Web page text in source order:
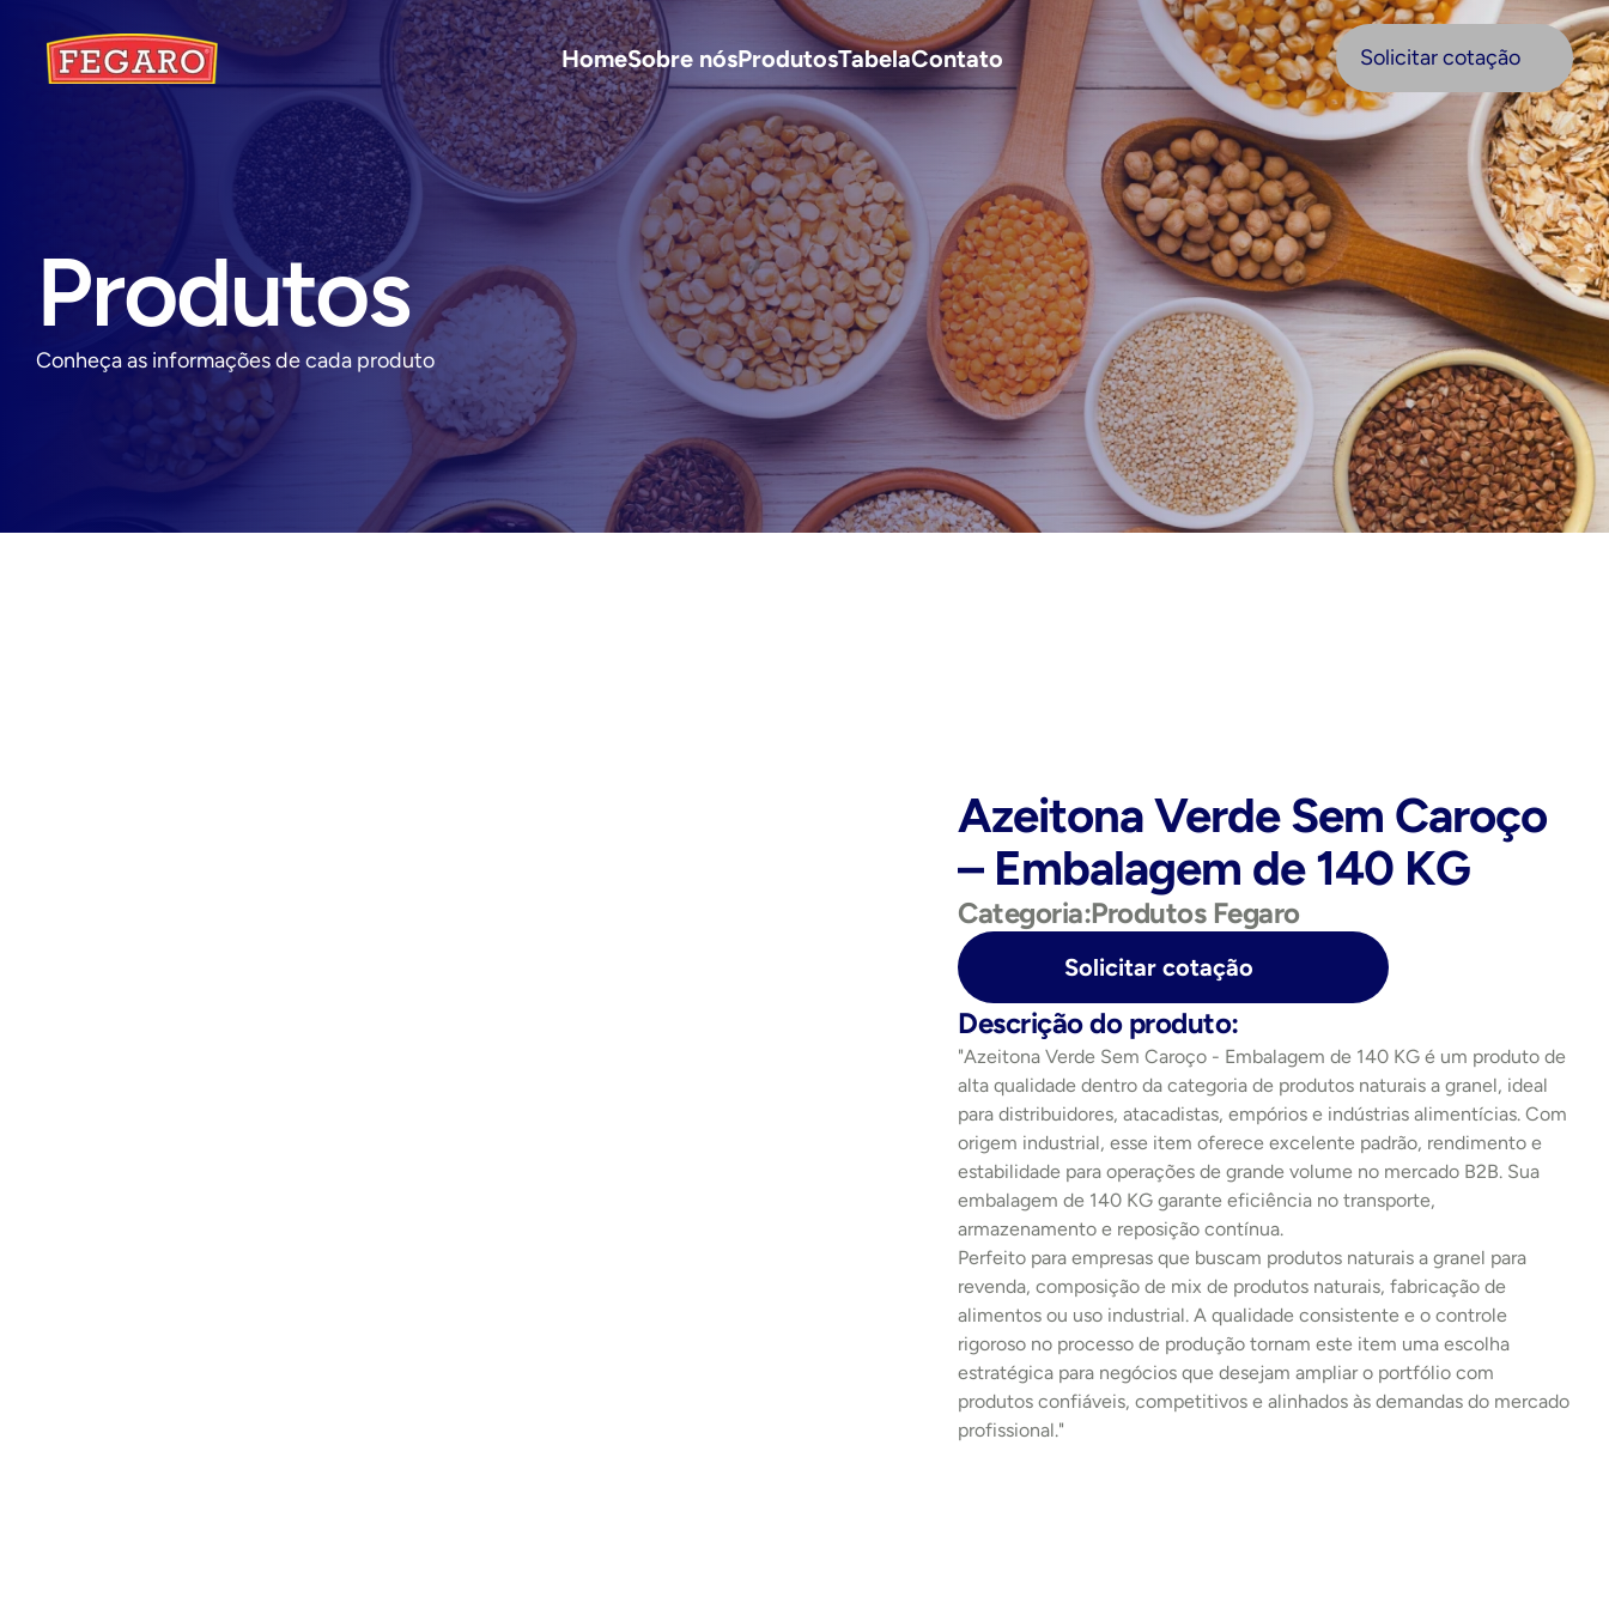
HomeSobre nósProdutosTabelaContato Solicitar cotação
Solicitar cotação
Produtos
Conheça as informações de cada produto
Azeitona Verde Sem Caroço
– Embalagem de 140 KG
Categoria:Produtos Fegaro
Solicitar cotação
Descrição do produto:
"Azeitona Verde Sem Caroço - Embalagem de 140 KG é um produto de
alta qualidade dentro da categoria de produtos naturais a granel, ideal
para distribuidores, atacadistas, empórios e indústrias alimentícias. Com
origem industrial, esse item oferece excelente padrão, rendimento e
estabilidade para operações de grande volume no mercado B2B. Sua
embalagem de 140 KG garante eficiência no transporte,
armazenamento e reposição contínua.
Perfeito para empresas que buscam produtos naturais a granel para
revenda, composição de mix de produtos naturais, fabricação de
alimentos ou uso industrial. A qualidade consistente e o controle
rigoroso no processo de produção tornam este item uma escolha
estratégica para negócios que desejam ampliar o portfólio com
produtos confiáveis, competitivos e alinhados às demandas do mercado
profissional."